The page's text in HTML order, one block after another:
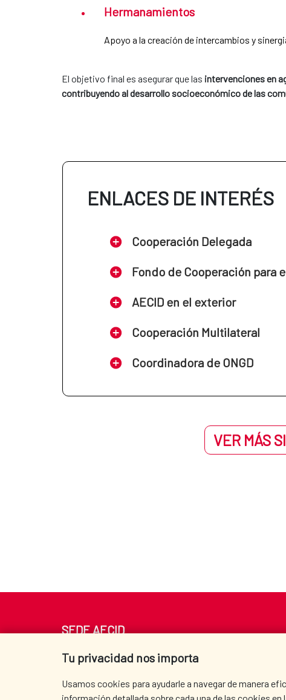
Hermanamientos
Apoyo a la creación de intercambios y
El objetivo final es asegurar que las intervenciones en
contribuyendo al desarrollo socioeconómico de las
ENLACES DE INTERÉS
Cooperación Delegada
Fondo de Cooperación para
AECID en el exterior
Cooperación Multilateral
Coordinadora de ONGD
VER MÁS
Tu privacidad nos importa
Usamos cookies para ayudarle a navegar de manera
SEDE AECID
Av. Reyes Católicos 4 - 28040 Madrid
Tel. +34 900 20 30 54​​​​​​​
centro.informacion@aecid.es